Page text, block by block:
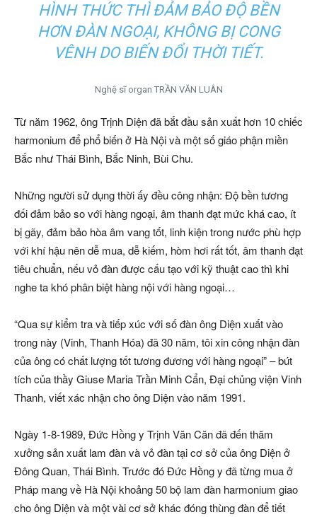
HÌNH THỨC THÌ ĐẢM BẢO ĐỘ BỀN
HƠN ĐÀN NGOẠI, KHÔNG BỊ CONG
VÊNH DO BIẾN ĐỔI THỜI TIẾT.
Nghệ sĩ organ TRẦN VĂN LUÂN
Từ năm 1962, ông Trịnh Diện đã bắt đầu sản xuất hơn 10 chiếc
harmonium để phổ biến ở Hà Nội và một số giáo phận miền
Bắc như Thái Bình, Bắc Ninh, Bùi Chu.
Những người sử dụng thời ấy đều công nhận: Độ bền tương
đối đảm bảo so với hàng ngoại, âm thanh đạt mức khá cao, ít
bị gãy, đảm bảo hòa âm vang tốt, linh kiện trong nước phù hợp
với khí hậu nên dễ mua, dễ kiếm, hòm hơi rất tốt, âm thanh đạt
tiêu chuẩn, nếu vỏ đàn được cấu tạo với kỹ thuật cao thì khi
nghe ta khó phân biệt hàng nội với hàng ngoại…
“Qua sự kiểm tra và tiếp xúc với số đàn ông Diện xuất vào
trong này (Vinh, Thanh Hóa) đã 30 năm, tôi xin công nhận đàn
của ông có chất lượng tốt tương đương với hàng ngoại” – bút
tích của thầy Giuse Maria Trần Minh Cẩn, Đại chủng viện Vinh
Thanh, viết xác nhận cho ông Diện vào năm 1991.
Ngày 1-8-1989, Đức Hồng y Trịnh Văn Căn đã đến thăm
xưởng sản xuất lam đàn và vỏ đàn tại cơ sở của ông Diện ở
Đông Quan, Thái Bình. Trước đó Đức Hồng y đã từng mua ở
Pháp mang về Hà Nội khoảng 50 bộ lam đàn harmonium giao
cho ông Diện và một vài cơ sở khác đóng thùng đàn để tiết